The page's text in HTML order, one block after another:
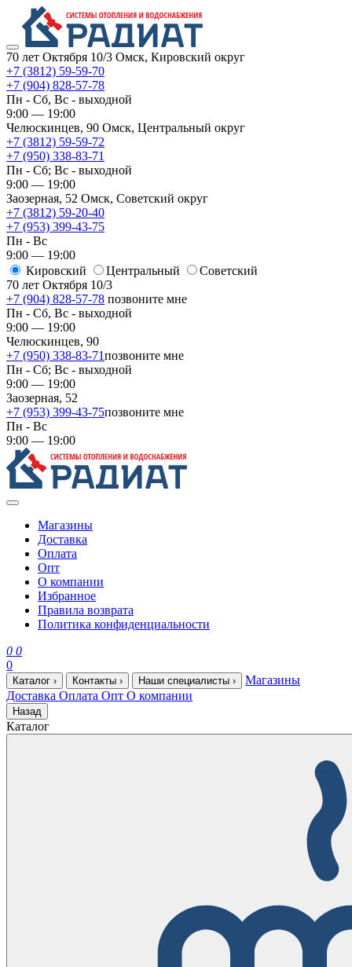
70 лет Октября 10/3 Омск, Кировский округ
+7 (3812) 59-59-70
+7 (904) 828-57-78
Пн - Сб, Вс - выходной
9:00 — 19:00
Челюскинцев, 90 Омск, ​Центральный округ
+7 (3812) 59-59-72
+7 (950) 338-83-71
Пн - Сб; Вс - выходной
9:00 — 19:00
Заозерная, 52 Омск, ​Советский округ
+7 (3812) 59-20-40
+7 (953) 399-43-75
Пн - Вс
9:00 — 19:00
Кировский
​Центральный
​Советский
70 лет Октября 10/3
+7 (904) 828-57-78 позвоните мне
Пн - Сб, Вс - выходной
9:00 — 19:00
Челюскинцев, 90
+7 (950) 338-83-71позвоните мне
Пн - Сб; Вс - выходной
9:00 — 19:00
Заозерная, 52
+7 (953) 399-43-75позвоните мне
Пн - Вс
9:00 — 19:00
Магазины
Доставка
Оплата
Опт
О компании
Избранное
Правила возврата
Политика конфиденциальности
0 0
0
Каталог › Контакты › Наши специалисты ›
Магазины
Доставка Оплата Опт О компании
Назад
Каталог